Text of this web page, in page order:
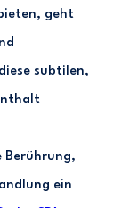
geht
subtilen,
Berührung,
ein